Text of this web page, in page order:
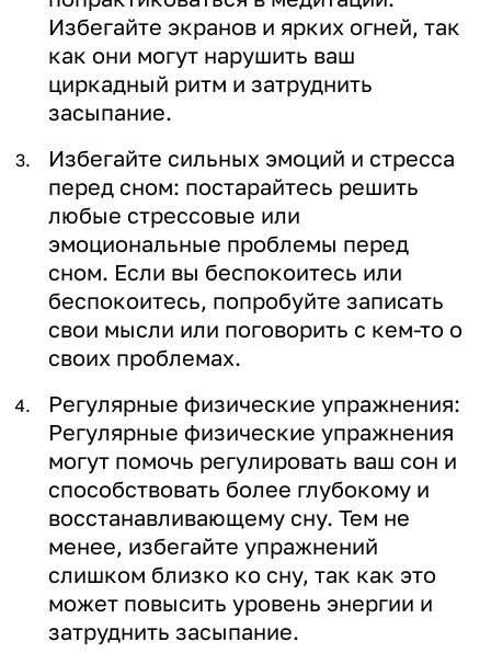
Избегайте экранов и ярких огней, так
как они могут нарушить ваш
циркадный ритм и затруднить
засыпание.
Избегайте сильных эмоций и стресса
перед сном: постарайтесь решить
любые стрессовые или
эмоциональные проблемы перед
сном. Если вы беспокоитесь или
беспокоитесь, попробуйте записать
свои мысли или поговорить с кем-то о
своих проблемах.
Регулярные физические упражнения:
Регулярные физические упражнения
могут помочь регулировать ваш сон и
способствовать более глубокому и
восстанавливающему сну. Тем не
менее, избегайте упражнений
слишком близко ко сну, так как это
может повысить уровень энергии и
затруднить засыпание.